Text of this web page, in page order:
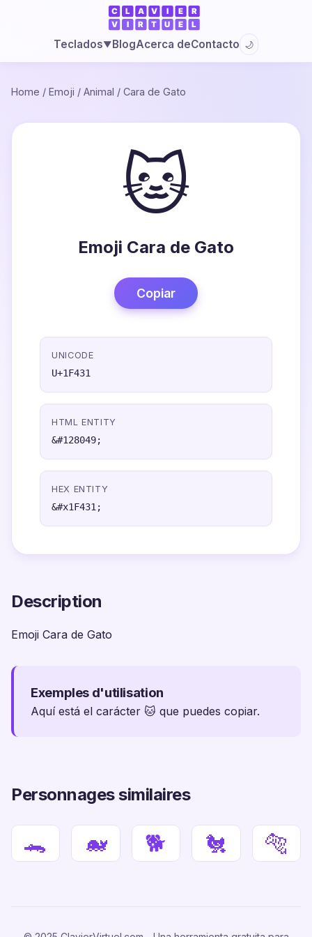
Teclados▼BlogAcerca deContacto 🌙
Home / Emoji / Animal / Cara de Gato
🐱
Emoji Cara de Gato
Copiar
UNICODE
U+1F431
HTML ENTITY
&#128049;
HEX ENTITY
&#x1F431;
Description
Emoji Cara de Gato
Exemples d'utilisation
Aquí está el carácter 🐱 que puedes copiar.
Personnages similaires
🐊 🐋 🐕 🐔 🐅